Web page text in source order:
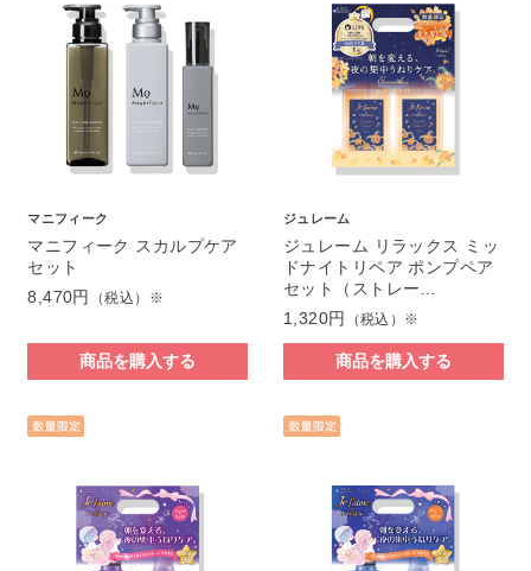
マニフィーク
マニフィーク スカルプケア
セット
8,470円
（税込）※
商品を購入する
ジュレーム
ジュレーム リラックス ミッ
ドナイトリペア ポンプペア
セット（ストレー…
1,320円
（税込）※
商品を購入する